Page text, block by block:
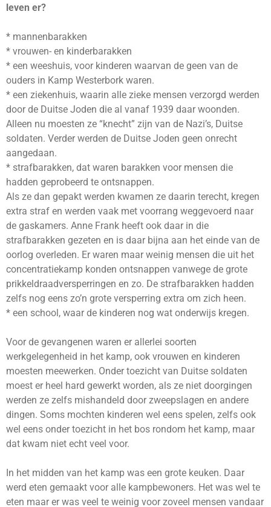
leven er?
* mannenbarakken
* vrouwen- en kinderbarakken
* een weeshuis, voor kinderen waarvan de geen van de
ouders in Kamp Westerbork waren.
* een ziekenhuis, waarin alle zieke mensen verzorgd werden
door de Duitse Joden die al vanaf 1939 daar woonden.
Alleen nu moesten ze “knecht” zijn van de Nazi’s, Duitse
soldaten. Verder werden de Duitse Joden geen onrecht
aangedaan.
* strafbarakken, dat waren barakken voor mensen die
hadden geprobeerd te ontsnappen.
Als ze dan gepakt werden kwamen ze daarin terecht, kregen
extra straf en werden vaak met voorrang weggevoerd naar
de gaskamers. Anne Frank heeft ook daar in die
strafbarakken gezeten en is daar bijna aan het einde van de
oorlog overleden. Er waren maar weinig mensen die uit het
concentratiekamp konden ontsnappen vanwege de grote
prikkeldraadversperringen en zo. De strafbarakken hadden
zelfs nog eens zo’n grote versperring extra om zich heen.
* een school, waar de kinderen nog wat onderwijs kregen.
Voor de gevangenen waren er allerlei soorten
werkgelegenheid in het kamp, ook vrouwen en kinderen
moesten meewerken. Onder toezicht van Duitse soldaten
moest er heel hard gewerkt worden, als ze niet doorgingen
werden ze zelfs mishandeld door zweepslagen en andere
dingen. Soms mochten kinderen wel eens spelen, zelfs ook
wel eens onder toezicht in het bos rondom het kamp, maar
dat kwam niet echt veel voor.
In het midden van het kamp was een grote keuken. Daar
werd eten gemaakt voor alle kampbewoners. Het was wel te
eten maar er was veel te weinig voor zoveel mensen vandaar